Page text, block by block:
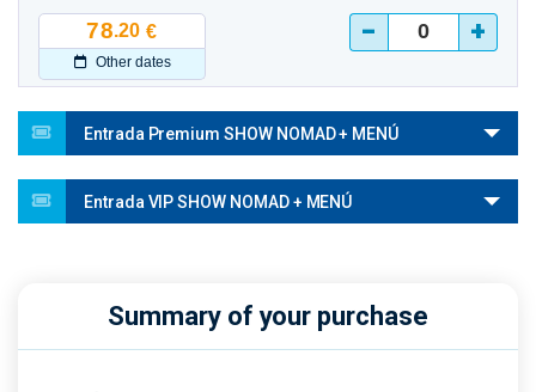
78.20 €
Other dates
- +
Entrada Premium SHOW NOMAD + MENÚ
Entrada VIP SHOW NOMAD + MENÚ
Summary of your purchase